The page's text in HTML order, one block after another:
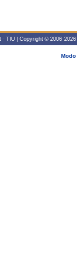
- TIU | Copyright © 2006-
Modo